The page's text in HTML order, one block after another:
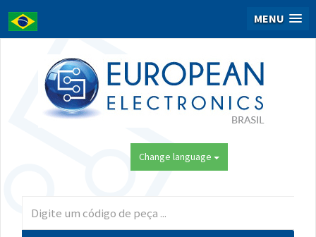
MENU
Change language